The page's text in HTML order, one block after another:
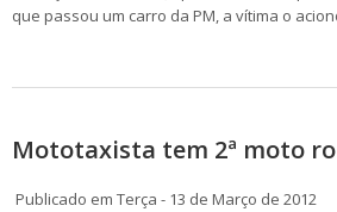
que passou um carro da PM, a vítima o
Mototaxista tem 2ª moto
Publicado em Terça - 13 de Março de 2012